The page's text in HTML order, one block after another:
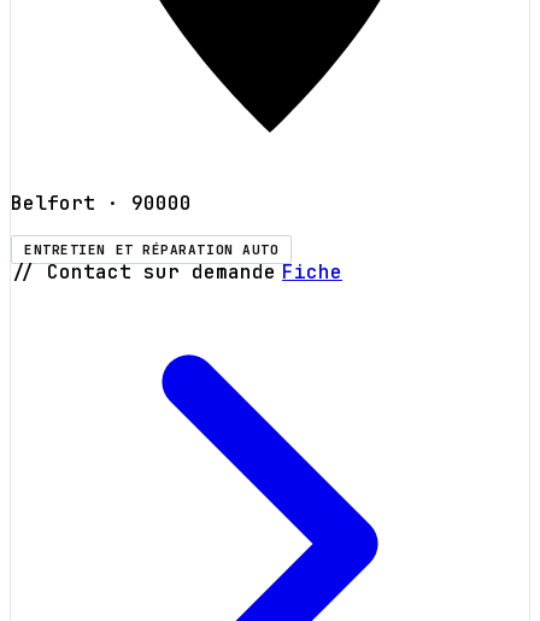
Belfort · 90000
ENTRETIEN ET RÉPARATION AUTO
// Contact sur demande Fiche